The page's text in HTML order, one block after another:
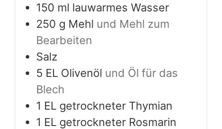
150 ml lauwarmes Wasser
250 g Mehl und Mehl zum
Bearbeiten
Salz
5 EL Olivenöl und Öl für das
Blech
1 EL getrockneter Thymian
1 EL getrockneter Rosmarin